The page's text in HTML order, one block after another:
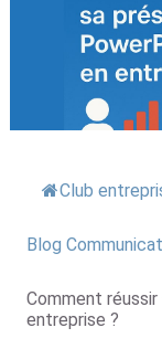
Club
Blog
Comment
entreprise ?